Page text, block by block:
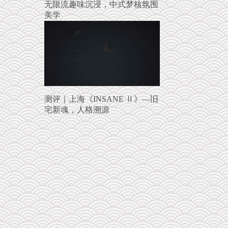
无限流趣味沉浸，中式梦核氛围
美学
测评｜上海《INSANE Ⅱ》—旧
宅新魂，人格溯源